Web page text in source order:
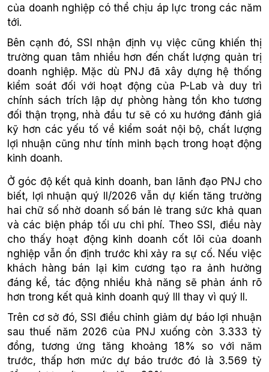
của doanh nghiệp có thể chịu áp lực trong các năm
tới.
Bên cạnh đó, SSI nhận định vụ việc cũng khiến thị
trường quan tâm nhiều hơn đến chất lượng quản trị
doanh nghiệp. Mặc dù PNJ đã xây dựng hệ thống
kiểm soát đối với hoạt động của P-Lab và duy trì
chính sách trích lập dự phòng hàng tồn kho tương
đối thận trọng, nhà đầu tư sẽ có xu hướng đánh giá
kỹ hơn các yếu tố về kiểm soát nội bộ, chất lượng
lợi nhuận cũng như tính minh bạch trong hoạt động
kinh doanh.
Ở góc độ kết quả kinh doanh, ban lãnh đạo PNJ cho
biết, lợi nhuận quý II/2026 vẫn dự kiến tăng trưởng
hai chữ số nhờ doanh số bán lẻ trang sức khả quan
và các biện pháp tối ưu chi phí. Theo SSI, điều này
cho thấy hoạt động kinh doanh cốt lõi của doanh
nghiệp vẫn ổn định trước khi xảy ra sự cố. Nếu việc
khách hàng bán lại kim cương tạo ra ảnh hưởng
đáng kể, tác động nhiều khả năng sẽ phản ánh rõ
hơn trong kết quả kinh doanh quý III thay vì quý II.
Trên cơ sở đó, SSI điều chỉnh giảm dự báo lợi nhuận
sau thuế năm 2026 của PNJ xuống còn 3.333 tỷ
đồng, tương ứng tăng khoảng 18% so với năm
trước, thấp hơn mức dự báo trước đó là 3.569 tỷ